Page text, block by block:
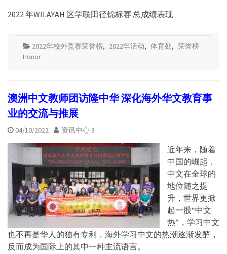
2022 年WILAYAH 区学联田径锦标赛 总成绩表现
2022年校外竞赛荣誉榜, 2022年活动, 体育处, 荣誉榜
Honor
澳洲中文教师团访隆中华 深化海外华文教育事
业的交流与推展
04/10/2022 资讯中心 3
近年来，随着
中国的崛起，
中文在全球的
地位随之提
升，世界更掀
起一股“中文
热”，学习中文
也不再是华人的独有专利，海外学习中文的热潮逐渐发酵，
反而成为国际上的其中一种主流语言。